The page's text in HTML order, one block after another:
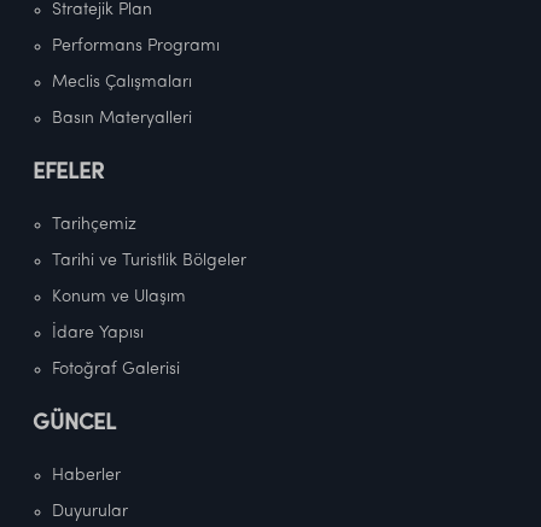
Stratejik Plan
Performans Programı
Meclis Çalışmaları
Basın Materyalleri
EFELER
Tarihçemiz
Tarihi ve Turistlik Bölgeler
Konum ve Ulaşım
İdare Yapısı
Fotoğraf Galerisi
GÜNCEL
Haberler
Duyurular